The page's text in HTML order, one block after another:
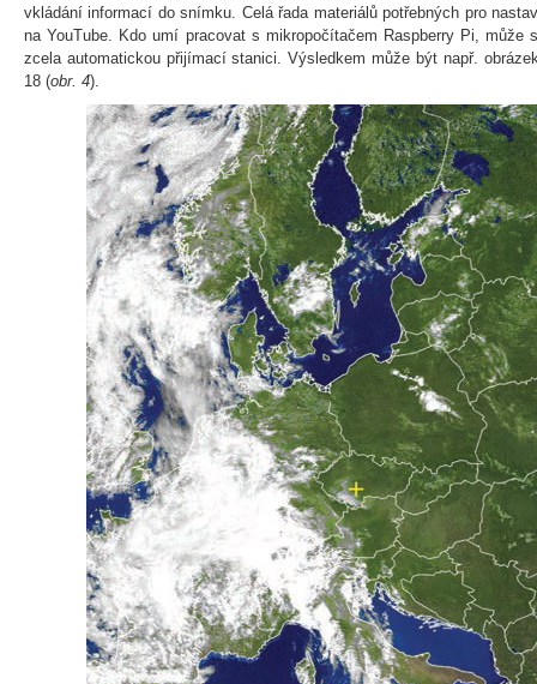
vkládání informací do snímku. Celá řada materiálů potřebných pro
na YouTube. Kdo umí pracovat s mikropočítačem Raspberry Pi, může
zcela automatickou přijímací stanici. Výsledkem může být např.
18 (obr. 4).